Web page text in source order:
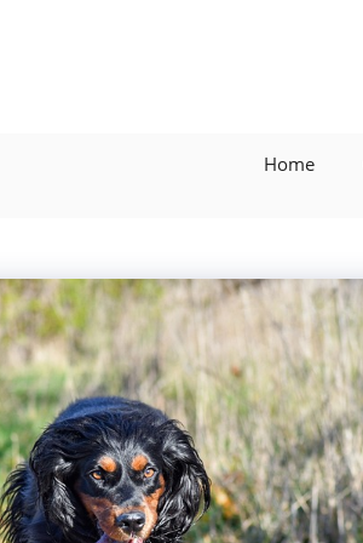
Home